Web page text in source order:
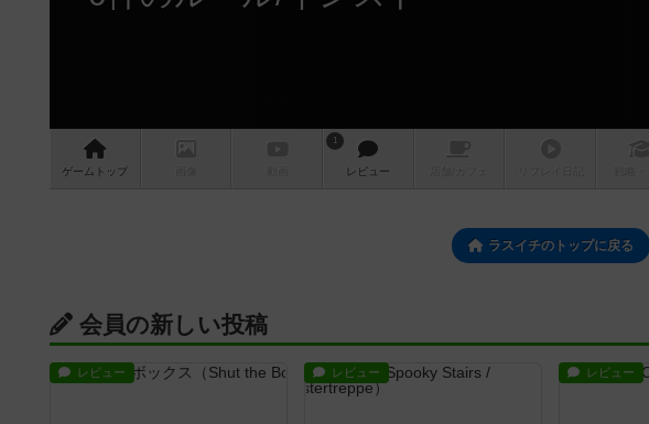
ゲーム トップ
1
レビュー
ラスイチのトップに戻る
会員の新しい投稿
レビュー レビュー レビュー